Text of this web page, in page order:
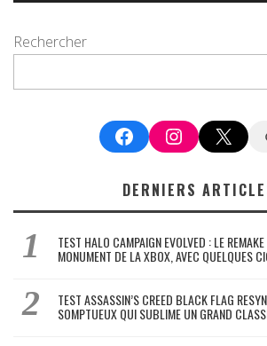
Rechercher
FacebookInstagram
X
DERNIERS
TEST HALO CAMPAIGN EVOLVED : LE
MONUMENT DE LA XBOX, AVEC QUELQUES
TEST ASSASSIN’S CREED BLACK FLAG
SOMPTUEUX QUI SUBLIME UN GRAND